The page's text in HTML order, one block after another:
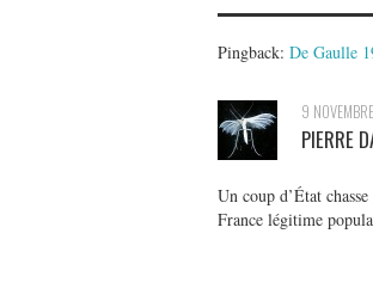
Pingback: De Gaulle
9
PIERRE
Un coup d’État
France légitime